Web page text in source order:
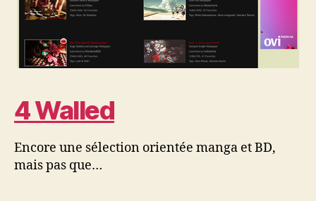
4 Walled
Encore une sélection orientée manga et BD,
mais pas que…